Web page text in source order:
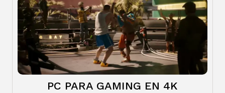
PC PARA GAMING EN 4K